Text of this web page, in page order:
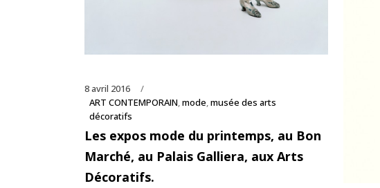
8 avril 2016
ART CONTEMPORAIN,mode,musée des arts
décoratifs
Les expos mode du printemps, au Bon
Marché, au Palais Galliera, aux Arts
Décoratifs.